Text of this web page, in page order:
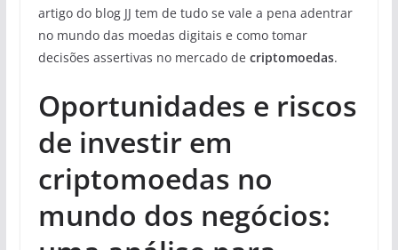
artigo do blog JJ tem de tudo se vale a pena adentrar
no mundo das moedas digitais e como tomar
decisões assertivas no mercado de criptomoedas.
Oportunidades e riscos
de investir em
criptomoedas no
mundo dos negócios: